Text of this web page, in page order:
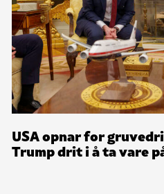
USA opnar for
Trump drit i å ta vare